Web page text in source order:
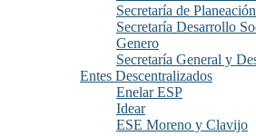
Secretaría de Planeación
Secretaría Desarrollo
Genero
Secretaría General y
Entes Descentralizados
Enelar ESP
Idear
ESE Moreno y Clavijo